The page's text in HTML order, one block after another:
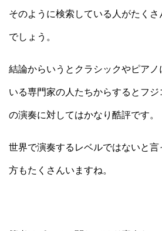
そのように検索している人がたくさ
でしょう。
結論からいうとクラシックやピアノ
いる専門家の人たちからするとフジ
の演奏に対してはかなり酷評です。
世界で演奏するレベルではないと言
方もたくさんいますね。